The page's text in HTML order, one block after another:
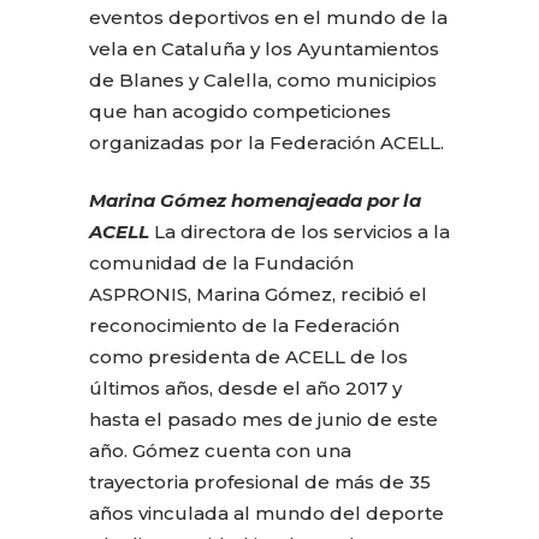
eventos deportivos en el mundo de la
vela en Cataluña y los Ayuntamientos
de Blanes y Calella, como municipios
que han acogido competiciones
organizadas por la Federación ACELL.
Marina Gómez homenajeada por la
ACELL La directora de los servicios a la
comunidad de la Fundación
ASPRONIS, Marina Gómez, recibió el
reconocimiento de la Federación
como presidenta de ACELL de los
últimos años, desde el año 2017 y
hasta el pasado mes de junio de este
año. Gómez cuenta con una
trayectoria profesional de más de 35
años vinculada al mundo del deporte